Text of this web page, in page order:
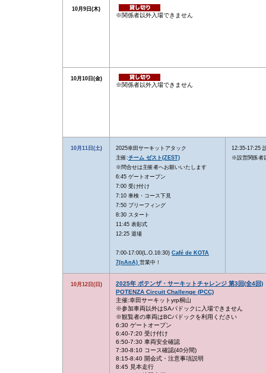
10月9日(木)
※関係者以外入場できません
10月10日(金)
※関係者以外入場できません
10月11日(土)
2025幸田サーキットアタック
主催:チーム ゼスト(ZEST)
※問合せは主催者へお願いいたします
6:45 ゲートオープン
7:00 受け付け
7:10 車検・コース下見
7:50 ブリーフィング
8:30 スタート
11:45 表彰式
12:25 退場
7:00-17:00(L.O.16:30) Café de KOTA
7(nAnA) 営業中！
12:35-17:25
※設営関係者
10月12日(日)
2025年 ポテンザ・サーキットチャレンジ 第3回(全4回)
POTENZA Circuit Challenge (PCC)
主催:幸田サーキットyrp桐山
※参加車両以外はSAパドックに入場できません
※観覧者の車両はBCパドックを利用ください
6:30 ゲートオープン
6:40-7:20 受け付け
6:50-7:30 車両安全確認
7:30-8:10 コース確認(40分間)
8:15-8:40 開会式・注意事項説明
8:45 見本走行